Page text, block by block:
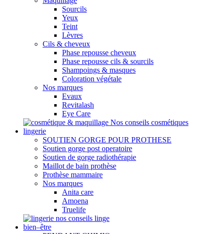
Sourcils
Yeux
Teint
Lèvres
Cils & cheveux
Phase repousse cheveux
Phase repousse cils & sourcils
Shampoings & masques
Coloration végétale
Nos marques
Evaux
Revitalash
Eye Care
Nos conseils cosmétiques
lingerie
SOUTIEN GORGE POUR PROTHESE
Soutien gorge post operatoire
Soutien de gorge radiothérapie
Maillot de bain prothèse
Prothèse mammaire
Nos marques
Anita care
Amoena
Truelife
nos conseils linge
bien–être